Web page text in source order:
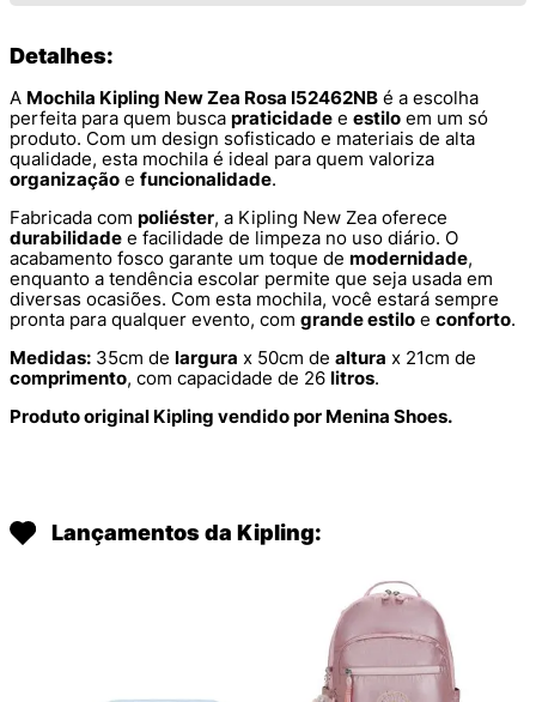
Detalhes:
A Mochila Kipling New Zea Rosa I52462NB é a escolha
perfeita para quem busca praticidade e estilo em um só
produto. Com um design sofisticado e materiais de alta
qualidade, esta mochila é ideal para quem valoriza
organização e funcionalidade.
Fabricada com poliéster, a Kipling New Zea oferece
durabilidade e facilidade de limpeza no uso diário. O
acabamento fosco garante um toque de modernidade,
enquanto a tendência escolar permite que seja usada em
diversas ocasiões. Com esta mochila, você estará sempre
pronta para qualquer evento, com grande estilo e conforto.
Medidas: 35cm de largura x 50cm de altura x 21cm de
comprimento, com capacidade de 26 litros.
Produto original Kipling vendido por Menina Shoes.
Lançamentos da Kipling: